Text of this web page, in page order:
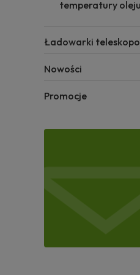
temperatury oleju
Ładowarki
Nowości
Promocje